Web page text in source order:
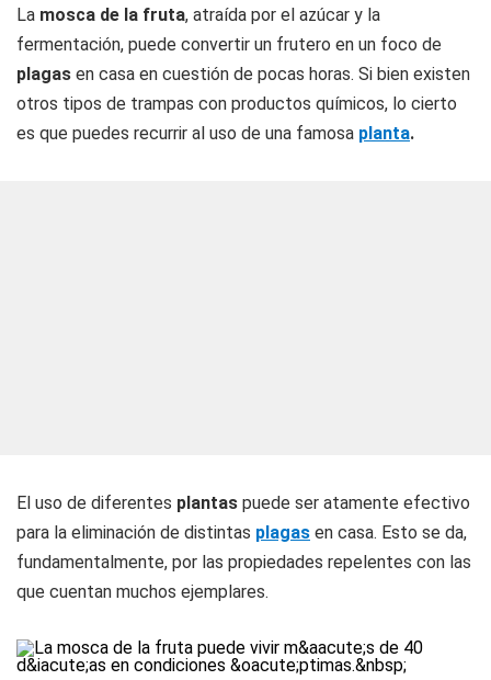
La mosca de la fruta, atraída por el azúcar y la
fermentación, puede convertir un frutero en un foco de
plagas en casa en cuestión de pocas horas. Si bien existen
otros tipos de trampas con productos químicos, lo cierto
es que puedes recurrir al uso de una famosa planta.
El uso de diferentes plantas puede ser atamente efectivo
para la eliminación de distintas plagas en casa. Esto se da,
fundamentalmente, por las propiedades repelentes con las
que cuentan muchos ejemplares.